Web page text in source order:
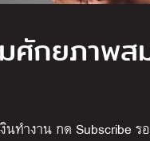
ศักยภาพส
นทำงาน กด Subscribe ร